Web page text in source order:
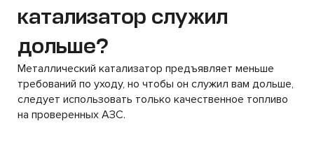
катализатор служил
дольше?
Металлический катализатор предъявляет меньше
требований по уходу, но чтобы он служил вам дольше,
следует использовать только качественное топливо
на проверенных АЗС.